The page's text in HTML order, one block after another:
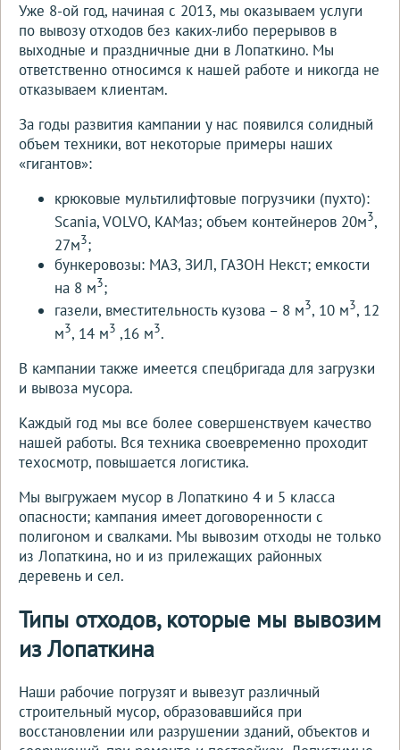
Уже 8-ой год, начиная с 2013, мы оказываем услуги
по вывозу отходов без каких-либо перерывов в
выходные и праздничные дни в Лопаткино. Мы
ответственно относимся к нашей работе и никогда не
отказываем клиентам.
За годы развития кампании у нас появился солидный
объем техники, вот некоторые примеры наших
«гигантов»:
крюковые мультилифтовые погрузчики (пухто):
Scania, VOLVO, КАМаз; объем контейнеров 20м3,
27м3;
бункеровозы: МАЗ, ЗИЛ, ГАЗОН Некст; емкости
на 8 м3;
газели, вместительность кузова – 8 м3, 10 м3, 12
м3, 14 м3 ,16 м3.
В кампании также имеется спецбригада для загрузки
и вывоза мусора.
Каждый год мы все более совершенствуем качество
нашей работы. Вся техника своевременно проходит
техосмотр, повышается логистика.
Мы выгружаем мусор в Лопаткино 4 и 5 класса
опасности; кампания имеет договоренности с
полигоном и свалками. Мы вывозим отходы не только
из Лопаткина, но и из прилежащих районных
деревень и сел.
Типы отходов, которые мы вывозим
из Лопаткина
Наши рабочие погрузят и вывезут различный
строительный мусор, образовавшийся при
восстановлении или разрушении зданий, объектов и